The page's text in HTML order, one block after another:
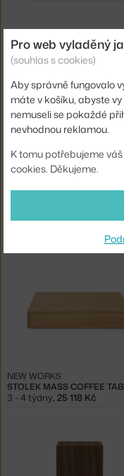
NEW WORKS
3 - 4 týdny,25 118 Kč
NEW WORKS
3 - 4 týdny, 25 118 Kč
Pro web vyladěný
(souhlas s cookies)
Aby správně fungovalo
máte v košíku, abyste
nemuseli se pokaždé
nevhodnou reklamou.
K tomu potřebujeme
cookies. Děkujeme.